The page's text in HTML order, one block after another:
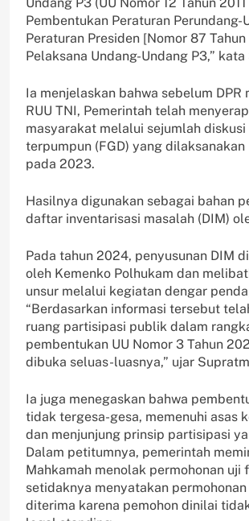
Pembentukan Peraturan Perundang-
Peraturan Presiden [Nomor 87
Pelaksana Undang-Undang P3,”
Ia menjelaskan bahwa sebelum DPR
RUU TNI, Pemerintah telah
masyarakat melalui sejumlah
terpumpun (FGD) yang dilaksanakan
pada 2023.
Hasilnya digunakan sebagai bahan
daftar inventarisasi masalah (DIM)
Pada tahun 2024, penyusunan DIM
oleh Kemenko Polhukam dan
unsur melalui kegiatan dengar
“Berdasarkan informasi tersebut
ruang partisipasi publik dalam
pembentukan UU Nomor 3 Tahun
dibuka seluas-luasnya,” ujar
Ia juga menegaskan bahwa
tidak tergesa-gesa, memenuhi asas
dan menjunjung prinsip partisipasi
Dalam petitumnya, pemerintah
Mahkamah menolak permohonan uji
setidaknya menyatakan
diterima karena pemohon dinilai